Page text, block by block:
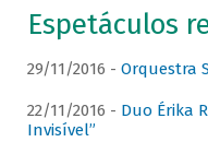
Espetáculos
29/11/2016 - Orquestra
22/11/2016 - Duo Érika
Invisível”